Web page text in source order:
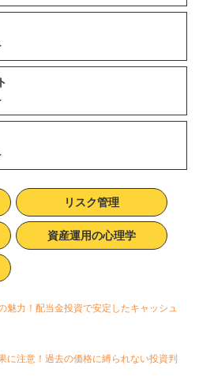
リスク管理
資産運用の心理学
魅力！配当金投資で安定したキャッシュ
に注意！過去の価格に縛られない投資判